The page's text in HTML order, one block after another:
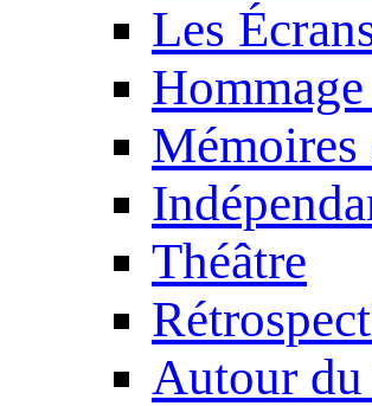
Les
Théâtre
Autour